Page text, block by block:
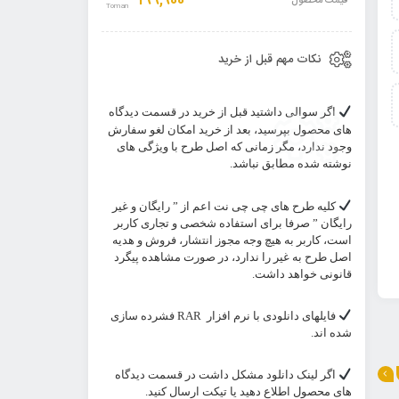
نکات مهم قبل از خرید
اگر سوالی داشتید قبل از خرید در قسمت دیدگاه
های محصول بپرسید، بعد از خرید امکان لغو سفارش
وجود ندارد، مگر زمانی که اصل طرح با ویژگی های
نوشته شده مطابق نباشد.
کلیه طرح های چی چی نت اعم از ” رایگان و غیر
رایگان ” صرفا برای استفاده شخصی و تجاری کاربر
است، کاربر به هیچ وجه مجوز انتشار، فروش و هدیه
اصل طرح به غیر را ندارد، در صورت مشاهده پیگرد
قانونی خواهد داشت.
فایلهای دانلودی با نرم افزار RARفشرده سازی
شده اند.
اگر لینک دانلود مشکل داشت در قسمت دیدگاه
های محصول اطلاع دهید یا تیکت ارسال کنید.